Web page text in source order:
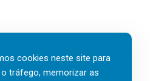
as férias, os fins-de-
que a casa fica mais
cookies neste site para
tráfego, memorizar as